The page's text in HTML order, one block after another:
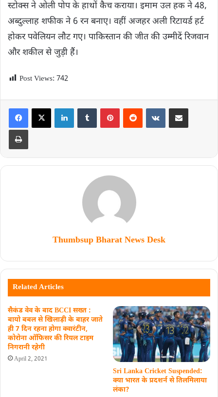
स्टोक्स ने ओली पोप के हाथों कैच कराया। इमाम उल हक ने 48,
अब्दुल्लाह शफीक ने 6 रन बनाए। वहीं अजहर अली रिटायर्ड हर्ट
होकर पवेलियन लौट गए। पाकिस्तान की जीत की उम्मीदें रिजवान
और शकील से जुड़ी हैं।
Post Views: 742
Thumbsup Bharat News Desk
Related Articles
सैकंड वेव के बाद BCCI सख्त :
बायो बबल से खिलाड़ी के बाहर जाते
ही 7 दिन रहना होगा क्वारंटीन,
कोरोना ऑफिसर की रियल टाइम
निगरानी रहेगी
April 2, 2021
Sri Lanka Cricket Suspended:
क्‍या भारत के प्रदशर्न से तिलमिलाया
लंका?